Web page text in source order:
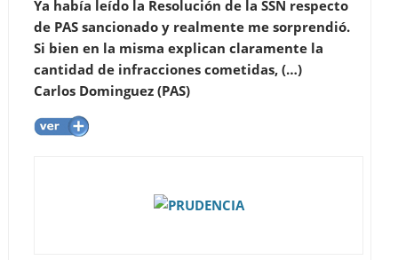
Ya había leído la Resolución de la SSN respecto
de PAS sancionado y realmente me sorprendió.
Si bien en la misma explican claramente la
cantidad de infracciones cometidas, (…)
Carlos Dominguez (PAS)